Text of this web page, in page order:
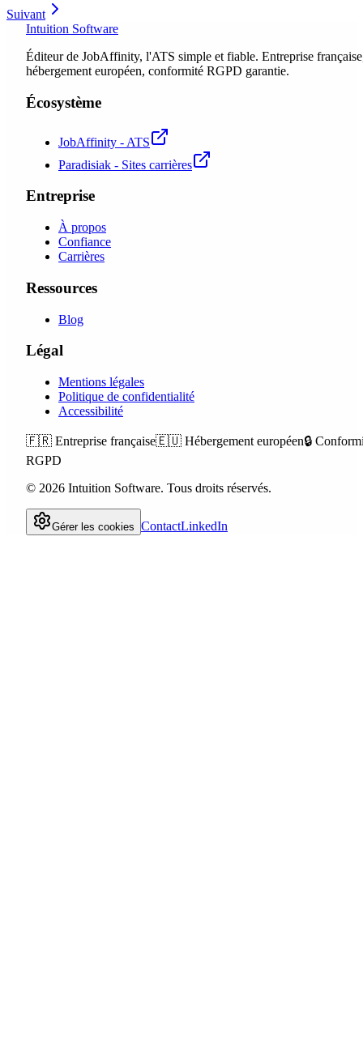
Suivant
Intuition Software
Éditeur de JobAffinity, l'ATS simple et fiable. Entreprise
hébergement européen, conformité RGPD garantie.
Écosystème
JobAffinity - ATS
Paradisiak - Sites carrières
Entreprise
À propos
Confiance
Carrières
Ressources
Blog
Légal
Mentions légales
Politique de confidentialité
Accessibilité
🇫🇷 Entreprise française🇪🇺 Hébergement européen🔒
RGPD
© 2026 Intuition Software. Tous droits réservés.
Gérer les cookies ContactLinkedIn